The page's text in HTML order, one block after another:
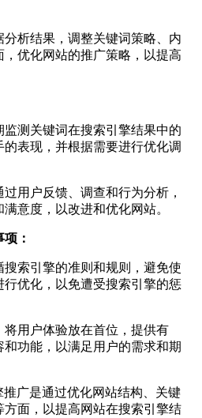
析结果，调整关键词策略、内
优化网站的推广策略，以提高
测关键词在搜索引擎结果中的
表现，并根据需要进行优化调
用户反馈、调查和行为分析，
意度，以改进和优化网站。
：
索引擎的准则和规则，避免使
行优化，以免遭受搜索引擎的惩
用户体验放在首位，提供有
功能，以满足用户的需求和期
广是通过优化网站结构、关键
面，以提高网站在搜索引擎结